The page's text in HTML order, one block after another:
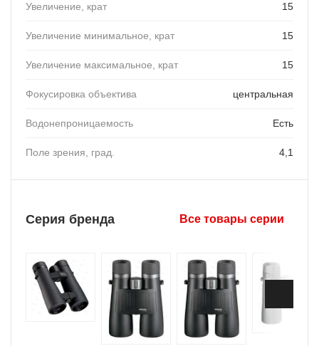
Увеличение, крат 15
Увеличение минимальное, крат 15
Увеличение максимальное, крат 15
Фокусировка объектива центральная
Водонепроницаемость Есть
Поле зрения, град. 4,1
Серия бренда Все товары серии